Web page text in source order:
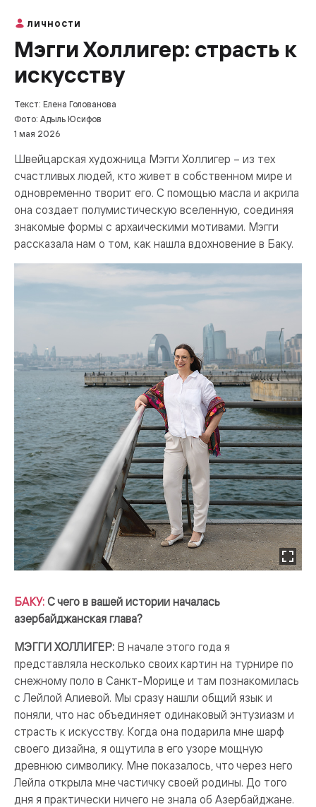
ЛИЧНОСТИ
Мэгги Холлигер: страсть к
искусству
Текст: Елена Голованова
Фото: Адыль Юсифов
1 мая 2026
Швейцарская художница Мэгги Холлигер – из тех
счастливых людей, кто живет в собственном мире и
одновременно творит его. С помощью масла и акрила
она создает полумистическую вселенную, соединяя
знакомые формы с архаическими мотивами. Мэгги
рассказала нам о том, как нашла вдохновение в Баку.
БАКУ: С чего в вашей истории началась
азербайджанская глава?
МЭГГИ ХОЛЛИГЕР: В начале этого года я
представляла несколько своих картин на турнире по
снежному поло в Санкт-Морице и там познакомилась
с Лейлой Алиевой. Мы сразу нашли общий язык и
поняли, что нас объединяет одинаковый энтузиазм и
страсть к искусству. Когда она подарила мне шарф
своего дизайна, я ощутила в его узоре мощную
древнюю символику. Мне показалось, что через него
Лейла открыла мне частичку своей родины. До того
дня я практически ничего не знала об Азербайджане.